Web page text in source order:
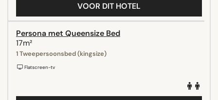
VOOR DIT HOTEL
Persona met Queensize Bed
17m²
1 Tweepersoonsbed (kingsize)
Flatscreen-tv